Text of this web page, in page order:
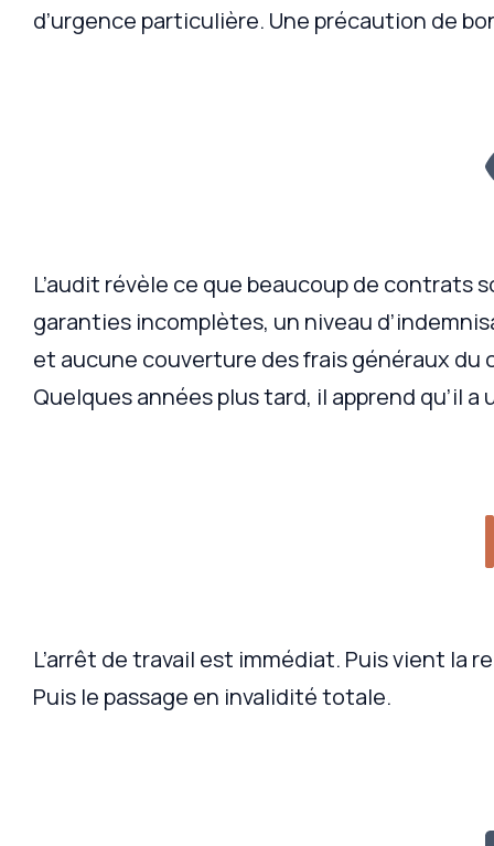
d’urgence particulière. Une précaution de
L’audit révèle ce que beaucoup de
garanties incomplètes, un niveau
et aucune couverture des frais généraux
Quelques années plus tard, il apprend qu’il a
L’arrêt de travail est immédiat. Puis vient la
Puis le passage en invalidité totale.